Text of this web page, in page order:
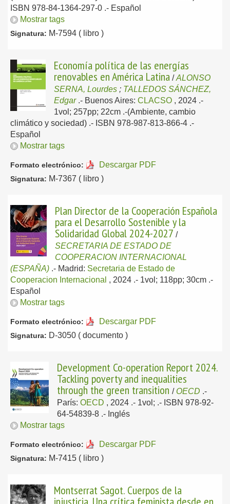
ISBN 978-84-1364-297-0 .- Español
Mostrar tags
Signatura: M-7594 ( libro )
Economía política de las energías
renovables en América Latina /ALONSO
SERNA, Lourdes ; TALLEDOS SÁNCHEZ,
Edgar .- Buenos Aires: CLACSO , 2024 .-
1vol; 257pp; 22cm .-(Ambiente, cambio
climático y sociedad) .- ISBN 978-987-813-866-4 .-
Español
Mostrar tags
Formato electrónico: Descargar PDF
Signatura: M-7367 ( libro )
Plan Director de la Cooperación Española
para el Desarrollo Sostenible y la
Solidaridad Global 2024-2027 /
SECRETARIA DE ESTADO DE
COOPERACION INTERNACIONAL
(ESPAÑA) .- Madrid: Secretaria de Estado de
Cooperacion Internacional , 2024 .- 1vol; 118pp; 30cm .-
Español
Mostrar tags
Formato electrónico: Descargar PDF
Signatura: D-3050 ( documento )
Development Co-operation Report 2024.
Tackling poverty and inequalities
through the green transition / OECD .-
París: OECD , 2024 .- 1vol; .- ISBN 978-92-
64-54839-8 .- Inglés
Mostrar tags
Formato electrónico: Descargar PDF
Signatura: M-7415 ( libro )
Montserrat Sagot. Cuerpos de la